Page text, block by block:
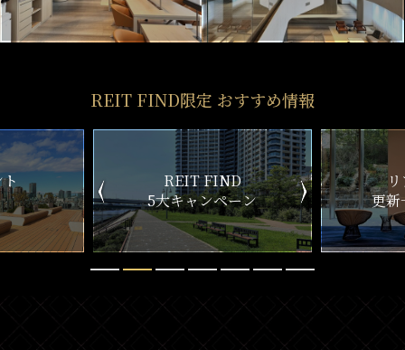
REIT FIND限定 おすすめ情報
ン
リアルタイム
更新一覧チェック
新